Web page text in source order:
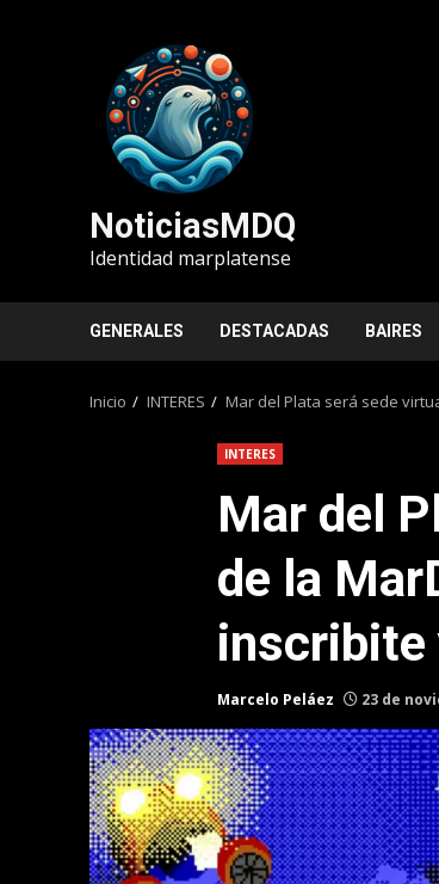
NoticiasMDQ
Identidad marplatense
GENERALES DESTACADAS BAIRES
Inicio INTERES Mar del Plata será sede
INTERES
Mar del
de la
inscribite
Marcelo Peláez 23 de